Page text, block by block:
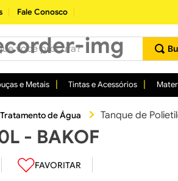
Fale Conosco
procura?
e Metais Tintas e Acessórios
de Água Tanque de
- BAKOF